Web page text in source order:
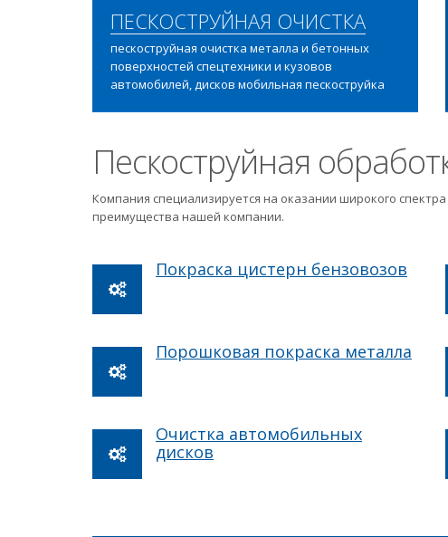
ПЕСКОСТРУЙНАЯ ОЧИСТКА
пескоструйная очистка металла и бетонных
поверхностей спецтехники и кузовов
автомобилей, дисков мобильная пескоструйка
Пескоструйная
Компания специализируется на оказании широкого
преимущества нашей компании.
Покраска цистерн бензовозов
Порошковая покраска металла
Очистка автомобильных
дисков